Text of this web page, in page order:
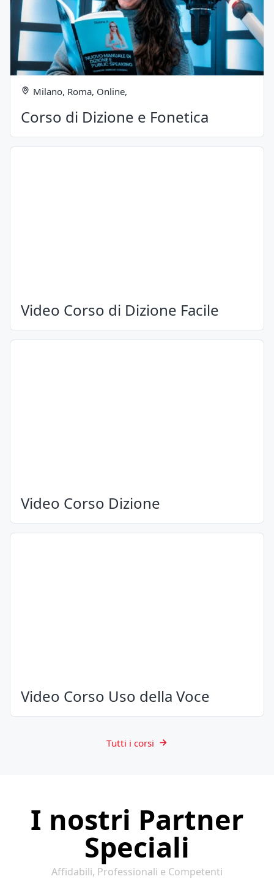
Milano, Roma, Online,
Corso di Dizione e Fonetica
Video Corso di Dizione Facile
Video Corso Dizione
Video Corso Uso della Voce
Tutti i corsi
I nostri Partner
Speciali
Affidabili, Professionali e Competenti